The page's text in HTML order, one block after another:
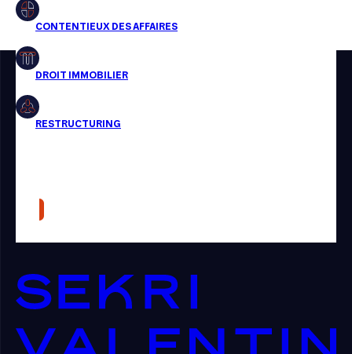
Droit immobilier
Restructuring
Presse
Aucun résultats pour cette recherche